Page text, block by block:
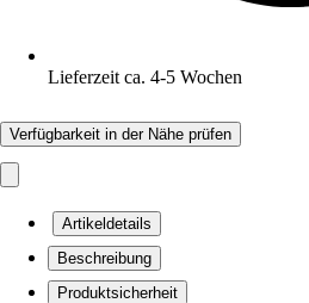
Lieferzeit ca. 4-5 Wochen
Verfügbarkeit in der Nähe prüfen
Artikeldetails
Beschreibung
Produktsicherheit